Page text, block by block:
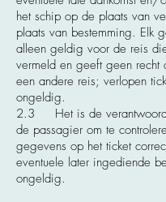
het schip op de plaats van
plaats van bestemming. Elk
alleen geldig voor de reis
vermeld en geeft geen recht
een andere reis; verlopen
ongeldig.
2.3 Het is de
de passagier om te
gegevens op het ticket
eventuele later ingediende
ongeldig.